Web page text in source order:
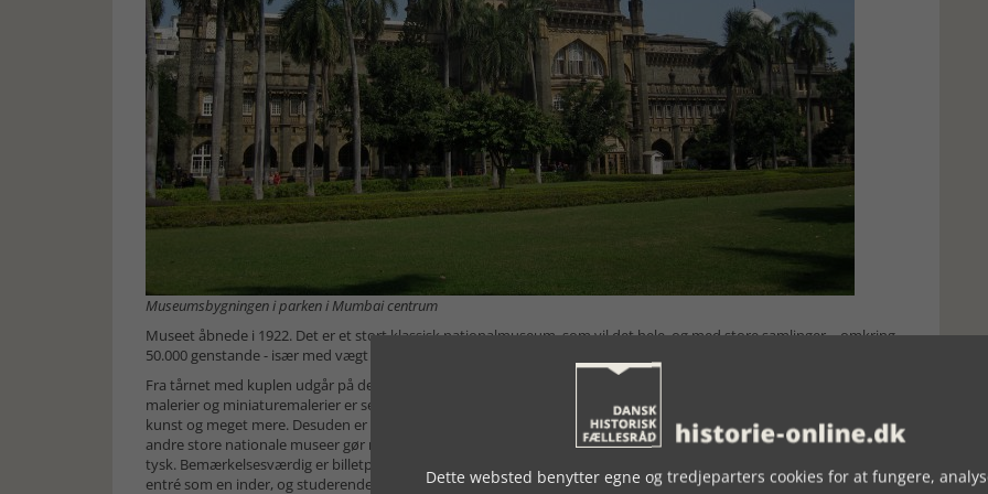
Museumsbygningen i parken i Mumbai centrum
Museet åbnede i 1922. Det er et stort klassisk nationalmuseum, som vil det hele, og med store samlinger – omkring
50.000 genstande - især med vægt på Indiens forhistoriske arkæologi, folkekunst og naturhistorie.
Fra tårnet med kuplen udgår på de forskellige etager gallerier med samlinger. Særligt samlingerne af skulpturer,
malerier og miniaturemalerier er seværdige. Hertil kommer samlinger af mønter, tryk, våben, tekstiler, dekorativ
kunst og meget mere. Desuden er der en naturhistorisk afdeling. Man kan bruge dage på museet, men ligesom i alle
andre store nationale museer gør man klogt i at udvælge, hvad man ønsker at se. Der er audioguider på engelsk og
tysk. Bemærkelsesværdig er billetprisen, kun ca. 50 kr., men vi udlændinge må betale mere end fem gange så meget i
entré som en inder, og studerende kommer næsten gratis ind. Andre offentlige samlinger har samme
Dette websted benytter egne og tredjeparters cookies for at fungere,